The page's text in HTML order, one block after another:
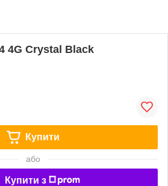
4G Crystal Black
Купити
або
Купити з